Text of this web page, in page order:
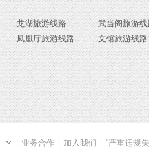
龙湖旅游线路
武当阁旅游
凤凰厅旅游线路 文馆旅游线路
业务合作 加入我们 "严重违规